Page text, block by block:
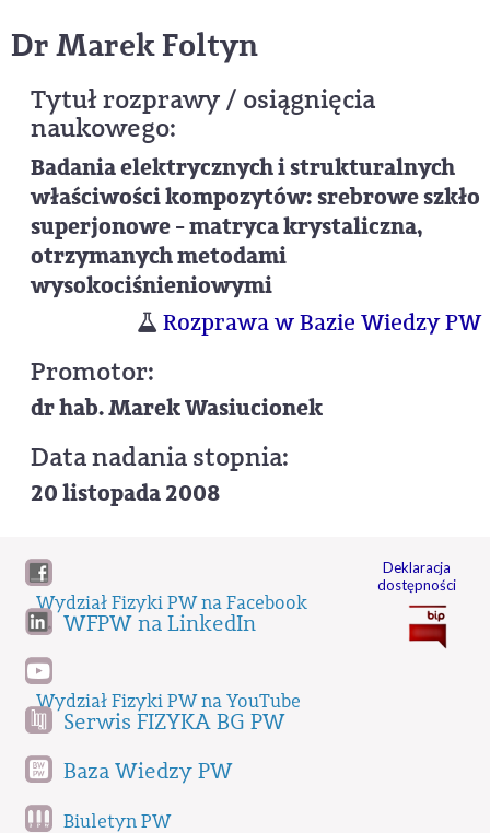
dr Marek Foltyn
Tytuł rozprawy / osiągnięcia
naukowego:
Badania elektrycznych i strukturalnych
właściwości kompozytów: srebrowe szkło
superjonowe - matryca krystaliczna,
otrzymanych metodami
wysokociśnieniowymi
Rozprawa w Bazie Wiedzy PW
Promotor:
dr hab. Marek Wasiucionek
Data nadania stopnia:
20 listopada 2008
Wydział Fizyki PW na Facebook
WFPW na LinkedIn
Wydział Fizyki PW na YouTube
Serwis FIZYKA BG PW
Baza Wiedzy PW
Biuletyn PW
Deklaracja
dostępności